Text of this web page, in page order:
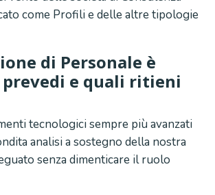
come Profili e delle altre tipologie
di Personale è
e quali ritieni
tecnologici sempre più avanzati
analisi a sostegno della nostra
senza dimenticare il ruolo